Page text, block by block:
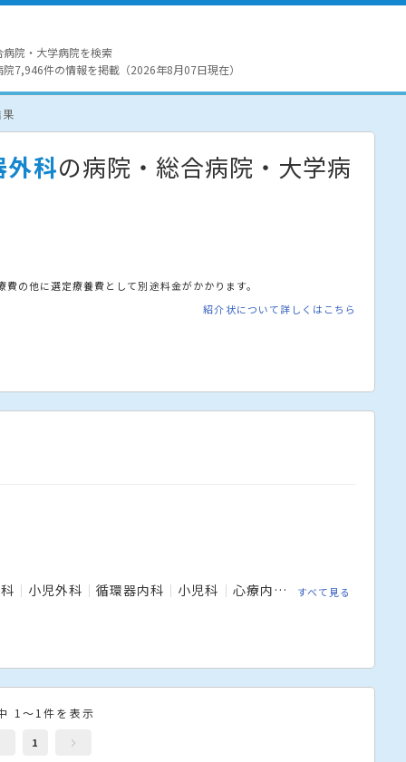
院・大学病院を検索
7,946件の情報を掲載（2026年8月07日現在）
外科の病院・総合病院・大学病
の他に選定療養費として別途料金がかかります。
紹介状について詳しくはこちら
小児外科 循環器内科 小児科 心療内科 放射線科
すべて見る
1～1件を表示
1